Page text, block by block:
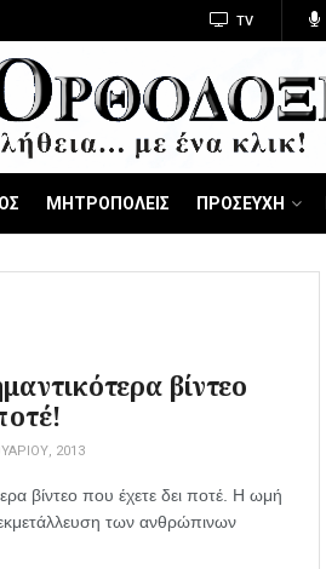
TV
ΜΗΤΡΟΠΟΛΕΙΣ ΠΡΟΣΕΥΧΗ
βίντεο
2013
βίντεο που έχετε δει ποτέ. Η ωμή
των ανθρώπινων